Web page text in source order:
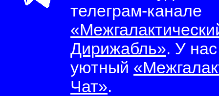
телеграм-канале
Дирижабль». У
уютный
Чат».